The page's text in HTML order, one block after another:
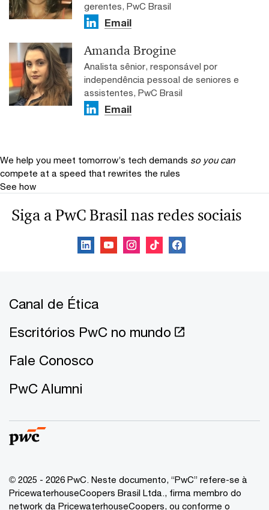
gerentes, PwC Brasil
Email
Amanda Brogine
Analista sênior, responsável por
independência pessoal de seniores e
assistentes, PwC Brasil
Email
We help you meet tomorrow’s tech demands so you can
compete at a speed that rewrites the rules
See how
Siga a PwC Brasil nas redes sociais
Canal de Ética
Escritórios PwC no mundo
Fale Conosco
PwC Alumni
© 2025 - 2026 PwC. Neste documento, “PwC” refere-se à
PricewaterhouseCoopers Brasil Ltda., firma membro do
network da PricewaterhouseCoopers, ou conforme o